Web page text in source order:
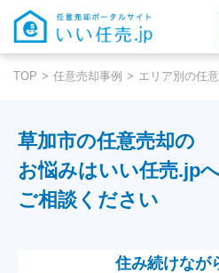
TOP 任意売却事例 エリア別の任
草加市の任意売却の
お悩みはいい任売.jp
ご相談ください
住み続けなが